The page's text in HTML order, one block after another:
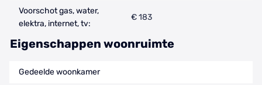
Voorschot gas, water,
elektra, internet, tv:
€ 183
Eigenschappen woonruimte
Gedeelde woonkamer